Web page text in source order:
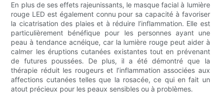
En plus de ses effets rajeunissants, le masque facial à lumière
rouge LED est également connu pour sa capacité à favoriser
la cicatrisation des plaies et à réduire l’inflammation. Elle est
particulièrement bénéfique pour les personnes ayant une
peau à tendance acnéique, car la lumière rouge peut aider à
calmer les éruptions cutanées existantes tout en prévenant
de futures poussées. De plus, il a été démontré que la
thérapie réduit les rougeurs et l’inflammation associées aux
affections cutanées telles que la rosacée, ce qui en fait un
atout précieux pour les peaux sensibles ou à problèmes.